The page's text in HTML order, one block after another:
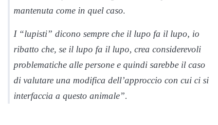
mantenuta come in quel caso.
I “lupisti” dicono sempre che il lupo fa il lupo, io
ribatto che, se il lupo fa il lupo, crea considerevoli
problematiche alle persone e quindi sarebbe il caso
di valutare una modifica dell’approccio con cui ci si
interfaccia a questo animale”.